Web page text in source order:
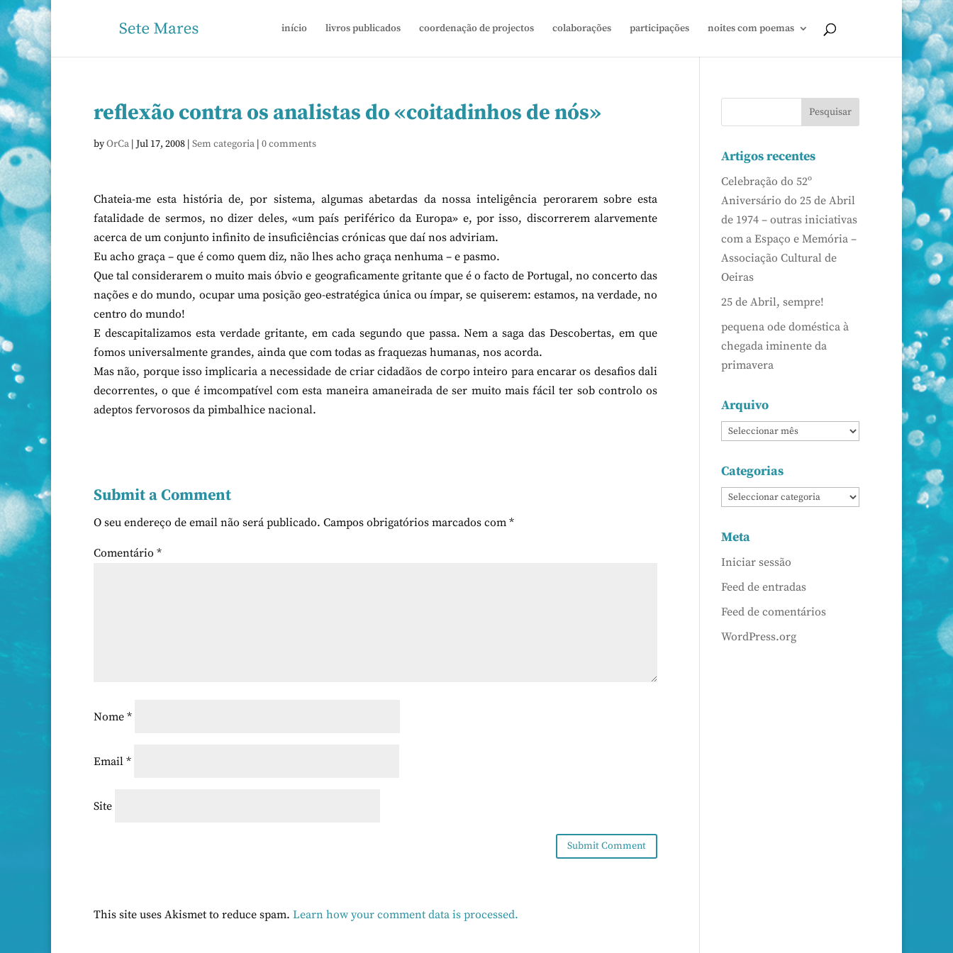
início livros publicados coordenação de projectos colaborações participações noites com poemas
reflexão contra os analistas do «coitadinhos de nós»
byOrCa | Jul 17, 2008 | Sem categoria | 0 comments
Chateia-me esta história de, por sistema, algumas abetardas da nossa inteligência perorarem sobre esta
fatalidade de sermos, no dizer deles, «um país periférico da Europa» e, por isso, discorrerem alarvemente
acerca de um conjunto infinito de insuficiências crónicas que daí nos adviriam.
Eu acho graça – que é como quem diz, não lhes acho graça nenhuma – e pasmo.
Que tal considerarem o muito mais óbvio e geograficamente gritante que é o facto de Portugal, no concerto das
nações e do mundo, ocupar uma posição geo-estratégica única ou ímpar, se quiserem: estamos, na verdade, no
centro do mundo!
E descapitalizamos esta verdade gritante, em cada segundo que passa. Nem a saga das Descobertas, em que
fomos universalmente grandes, ainda que com todas as fraquezas humanas, nos acorda.
Mas não, porque isso implicaria a necessidade de criar cidadãos de corpo inteiro para encarar os desafios dali
decorrentes, o que é imcompatível com esta maneira amaneirada de ser muito mais fácil ter sob controlo os
adeptos fervorosos da pimbalhice nacional.
Submit a Comment
O seu endereço de email não será publicado. Campos obrigatórios marcados com *
Comentário *
Nome *
Email *
Site
This site uses Akismet to reduce spam. Learn how your comment data is processed.
Artigos recentes
Celebração do 52º
Aniversário do 25 de Abril
de 1974 – outras iniciativas
com a Espaço e Memória –
Associação Cultural de
Oeiras
25 de Abril, sempre!
pequena ode doméstica à
chegada iminente da
primavera
Arquivo
Categorias
Meta
Iniciar sessão
Feed de entradas
Feed de comentários
WordPress.org